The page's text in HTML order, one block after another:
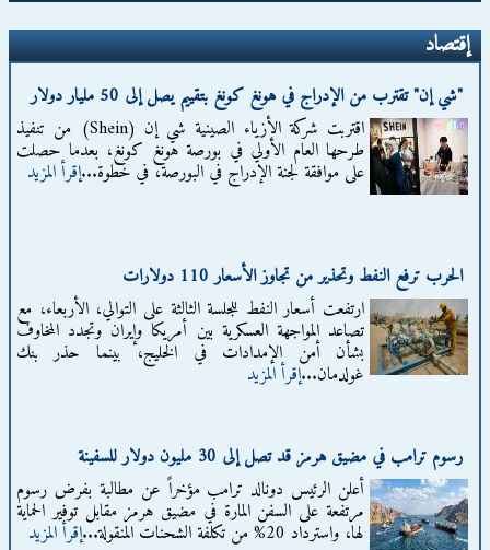
إقتصاد
"شي إن" تقترب من الإدراج في هونغ كونغ بتقييم يصل إلى 50 مليار دولار
اقتربت شركة الأزياء الصينية شي إن (Shein) من تنفيذ
طرحها العام الأولي في بورصة هونغ كونغ، بعدما حصلت
على موافقة لجنة الإدراج في البورصة، في خطوة...إقرأ المزيد
الحرب ترفع النفط وتحذير من تجاوز الأسعار 110 دولارات
ارتفعت أسعار النفط للجلسة الثالثة على التوالي، الأربعاء، مع
تصاعد المواجهة العسكرية بين أمريكا وإيران وتجدد المخاوف
بشأن أمن الإمدادات في الخليج، بينما حذر بنك
غولدمان...إقرأ المزيد
رسوم ترامب في مضيق هرمز قد تصل إلى 30 مليون دولار للسفينة
أعلن الرئيس دونالد ترامب مؤخراً عن مطالبة بفرض رسوم
مرتفعة على السفن المارة في مضيق هرمز مقابل توفير الحماية
لها، واسترداد 20% من تكلفة الشحنات المنقولة... إقرأ المزيد